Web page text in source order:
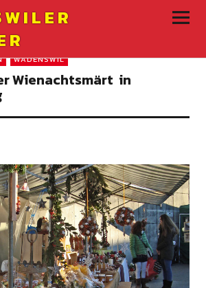
WÄDENSWIL
Wienachtsmärt in